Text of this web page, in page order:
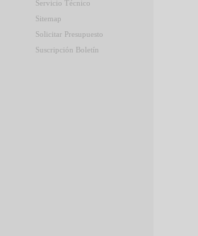
Servicio Técnico
Sitemap
Solicitar Presupuesto
Suscripción Boletín